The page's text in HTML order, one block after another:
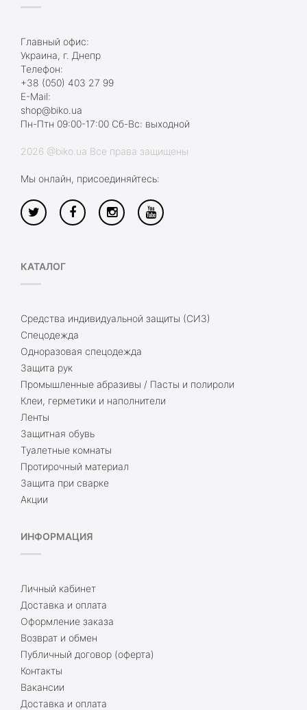
Главный офис:
Украина, г. Днепр
Телефон:
+38 (050) 403 27 99
E-Mail:
shop@biko.ua
Пн-Птн 09:00-17:00 Сб-Вс: выходной
2026 @biko.ua Все права защищены
Мы онлайн, присоединяйтесь:
КАТАЛОГ
Средства индивидуальной защиты (СИЗ)
Спецодежда
Одноразовая спецодежда
Защита рук
Промышленные абразивы / Пасты и полироли
Клеи, герметики и наполнители
Ленты
Защитная обувь
Туалетные комнаты
Протирочный материал
Защита при сварке
Акции
ИНФОРМАЦИЯ
Личный кабинет
Доставка и оплата
Оформление заказа
Возврат и обмен
Публичный договор (оферта)
Контакты
Вакансии
Доставка и оплата